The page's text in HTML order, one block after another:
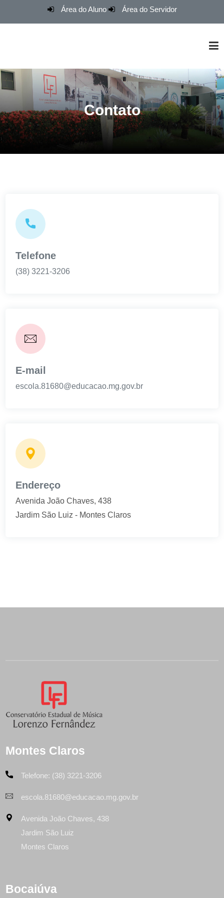
Área do Aluno Área do Servidor
O Conservatório
Cursos
Grupos e Musicais
Editais e Resoluções
Contato
Telefone
(38) 3221-3206
E-mail
escola.81680@educacao.mg.gov.br
Endereço
Avenida João Chaves, 438
Jardim São Luiz - Montes Claros
Montes Claros
Telefone: (38) 3221-3206
escola.81680@educacao.mg.gov.br
Avenida João Chaves, 438
Jardim São Luiz
Montes Claros
Bocaiúva